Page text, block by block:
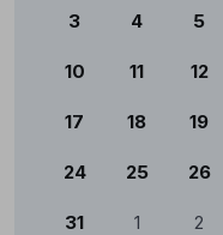
3 4 5
10 11 12
17 18 19
24 25 26
31 1 2